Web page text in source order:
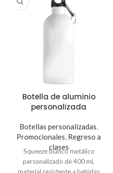
Botella de aluminio
personalizada
Botellas personalizadas,
Promocionales, Regreso a
clases
Squeeze blanco metálico
personalizado de 400 ml,